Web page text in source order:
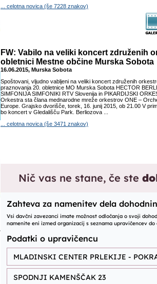
... celotna novica (še 7228 znakov)
FW: Vabilo na veliki koncert združenih
obletnici Mestne občine Murska Sobota
16.06.2015, Murska Sobota
Spoštovani, vljudno vabljeni na veliki koncert združenih
praznovanja 20. obletnice MO Murska Sobota HECTOR
SIMFONIJA SIMFONIKI RTV Slovenija in PIKARDIJSKI
Orkestra sta člana mednarodne mreže orkestrov ONE –
Europe. Grajsko dvorišče, torek, 16. junij 2015, ob 21.00 V
bo koncert v Gledališču Park. Berliozova ...
... celotna novica (še 3471 znakov)